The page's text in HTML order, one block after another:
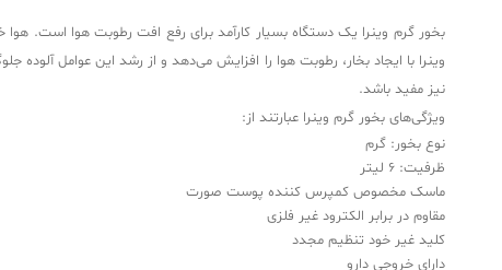
بخور گرم وینرا یک دستگاه بسیار کارآمد برای رفع افت رطوبت هوا است.
وینرا با ایجاد بخار، رطوبت هوا را افزایش می‌دهد و از رشد این عوامل
نیز مفید باشد.
ویژگی‌های بخور گرم وینرا عبارتند از:
نوع بخور: گرم
ظرفیت: 6 لیتر
ماسک مخصوص کمپرس کننده پوست صورت
مقاوم در برابر الکترود غیر فلزی
کلید غیر خود تنظیم مجدد
دارای خروجی دارو